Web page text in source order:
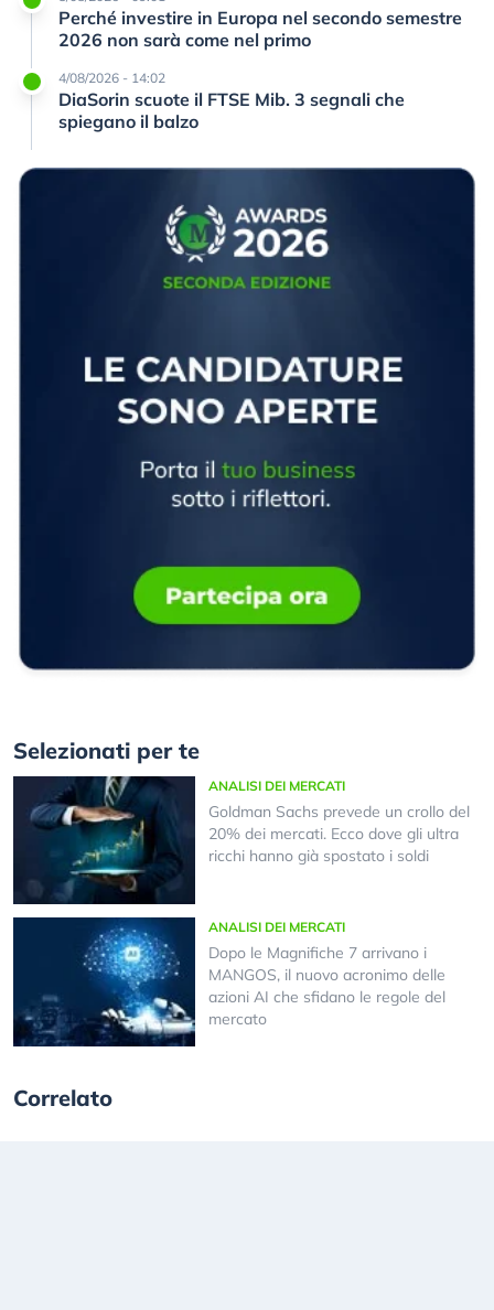
Perché investire in Europa nel secondo semestre
2026 non sarà come nel primo
4/08/2026 - 14:02
DiaSorin scuote il FTSE Mib. 3 segnali che
spiegano il balzo
Selezionati per te
ANALISI DEI MERCATI
Goldman Sachs prevede un crollo del
20% dei mercati. Ecco dove gli ultra
ricchi hanno già spostato i soldi
ANALISI DEI MERCATI
Dopo le Magnifiche 7 arrivano i
MANGOS, il nuovo acronimo delle
azioni AI che sfidano le regole del
mercato
Correlato